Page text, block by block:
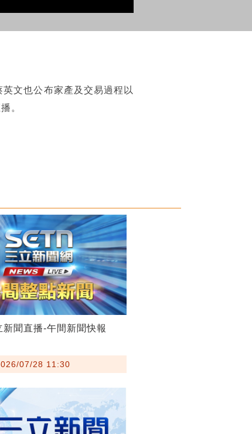
文也公布家產及交易過程以
。
聞直播-午間新聞快報
07/28 11:30